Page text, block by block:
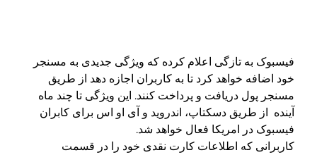
فیسبوک به تازگی اعلام کرده که ویژگی جدیدی به مسنجر
خود اضافه خواهد کرد تا به کاربران اجازه دهد از طریق
مسنجر پول دریافت و پرداخت کنند. این ویژگی تا چند ماه
آینده از طریق دسکتاپ، اندروید و آی او اس برای کابران
فیسبوک در امریکا فعال خواهد شد.
کاربرانی که اطلاعات کارت نقدی خود را در قسمت